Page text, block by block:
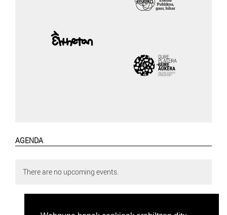
AGENDA
There are no upcoming events.